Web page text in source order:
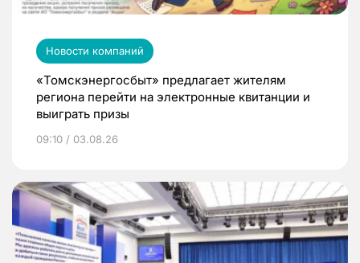
Новости компаний
«Томскэнергосбыт» предлагает жителям
региона перейти на электронные квитанции и
выиграть призы
09:10 / 03.08.26